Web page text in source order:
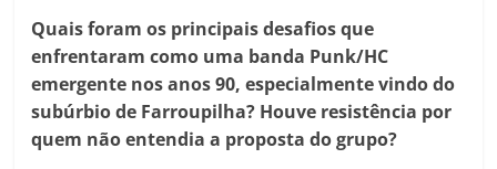
Quais foram os principais desafios que
enfrentaram como uma banda Punk/HC
emergente nos anos 90, especialmente vindo do
subúrbio de Farroupilha? Houve resistência por
quem não entendia a proposta do grupo?